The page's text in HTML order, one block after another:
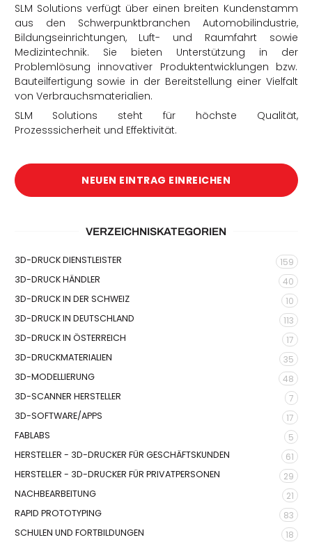
SLM Solutions verfügt über einen breiten Kundenstamm
aus den Schwerpunktbranchen Automobilindustrie,
Bildungseinrichtungen, Luft- und Raumfahrt sowie
Medizintechnik. Sie bieten Unterstützung in der
Problemlösung innovativer Produktentwicklungen bzw.
Bauteilfertigung sowie in der Bereitstellung einer Vielfalt
von Verbrauchsmaterialien.
SLM Solutions steht für höchste Qualität,
Prozesssicherheit und Effektivität.
NEUEN EINTRAG EINREICHEN
VERZEICHNISKATEGORIEN
3D-DRUCK DIENSTLEISTER
159
3D-DRUCK HÄNDLER
40
3D-DRUCK IN DER SCHWEIZ
10
3D-DRUCK IN DEUTSCHLAND
113
3D-DRUCK IN ÖSTERREICH
17
3D-DRUCKMATERIALIEN
35
3D-MODELLIERUNG
48
3D-SCANNER HERSTELLER
7
3D-SOFTWARE/APPS
17
FABLABS
5
HERSTELLER - 3D-DRUCKER FÜR GESCHÄFTSKUNDEN
61
HERSTELLER - 3D-DRUCKER FÜR PRIVATPERSONEN
29
NACHBEARBEITUNG
21
RAPID PROTOTYPING
83
SCHULEN UND FORTBILDUNGEN
18